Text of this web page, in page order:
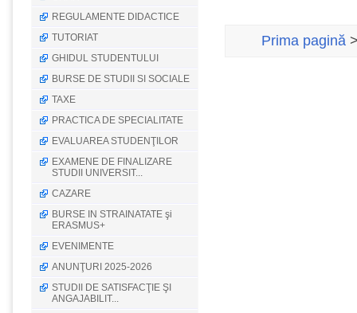
REGULAMENTE DIDACTICE
TUTORIAT
GHIDUL STUDENTULUI
BURSE DE STUDII SI SOCIALE
TAXE
PRACTICA DE SPECIALITATE
EVALUAREA STUDENŢILOR
EXAMENE DE FINALIZARE
STUDII UNIVERSIT...
CAZARE
BURSE IN STRAINATATE şi
ERASMUS+
EVENIMENTE
ANUNŢURI 2025-2026
STUDII DE SATISFACŢIE ŞI
ANGAJABILIT...
Prima pagină